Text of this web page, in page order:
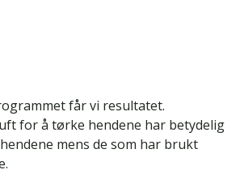
får vi resultatet.
for å tørke hendene har betydelig
mens de som har brukt